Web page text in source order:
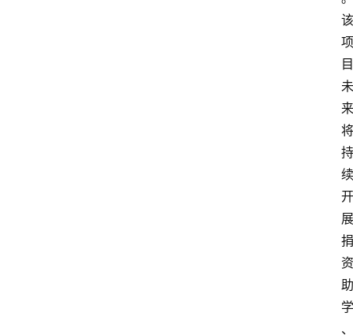
该
项
目
未
来
将
持
续
开
展
捐
资
助
学
、